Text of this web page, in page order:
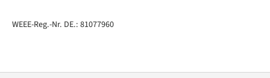
WEEE-Reg.-Nr. DE.: 81077960